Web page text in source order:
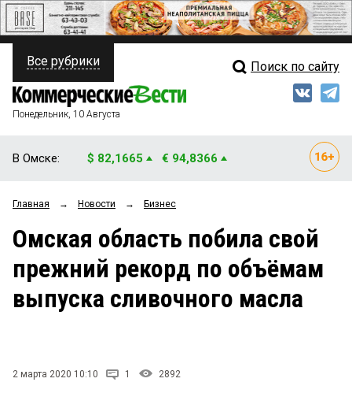
ПОЛИТИКА
ФИНАНСЫ
ОБЩЕСТВО
ЗАКОН
НОВОСТИ КОМПАНИЙ
Свежий выпуск
Рейтинги
Блоги
Архив
Все рубрики Поиск по сайту
Понедельник, 10 Августа
В Омске: $ 82,1665 € 94,8366
Главная → Новости → Бизнес
Омская область побила свой
прежний рекорд по объёмам
выпуска сливочного масла
2 марта 2020 10:10 1 2892